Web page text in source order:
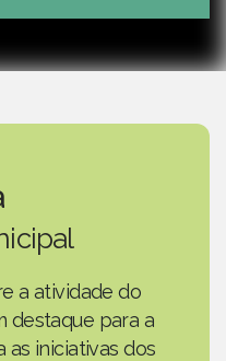
Mute
a atividade do
destaque para a
as iniciativas dos